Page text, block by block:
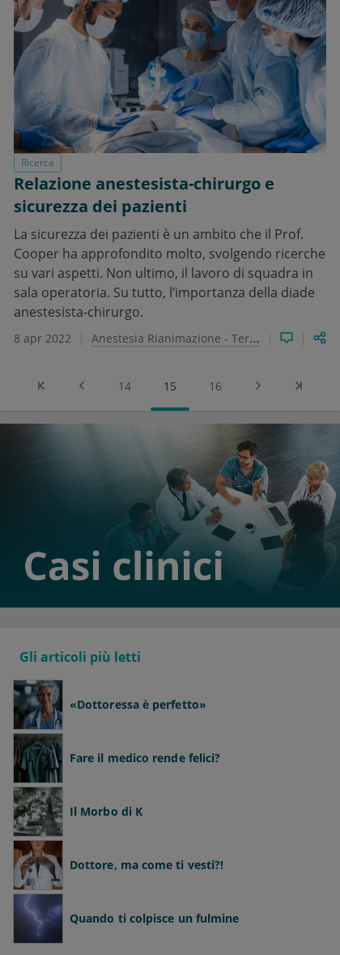
Ricerca
Relazione anestesista-chirurgo e
sicurezza dei pazienti
La sicurezza dei pazienti è un ambito che il Prof.
Cooper ha approfondito molto, svolgendo ricerche
su vari aspetti. Non ultimo, il lavoro di squadra in
sala operatoria. Su tutto, l’importanza della diade
anestesista-chirurgo.
8 apr 2022 Anestesia Rianimazione - Terapia Intensiva e del dolore
14 15 16
Gli articoli più letti
«Dottoressa è perfetto»
Fare il medico rende felici?
Il Morbo di K
Dottore, ma come ti vesti?!
Quando ti colpisce un fulmine